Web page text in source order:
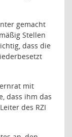
gemacht
Stellen
dass die
mit
dass ihm das
des RZI